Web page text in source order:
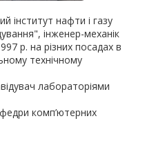
інститут нафти і газу
інженер-механік
р. на різних посадах в
технічному
лабораторіями
комп’ютерних